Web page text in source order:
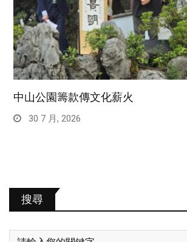
中山公園籌款傳文化薪火
30 7 月, 2026
搜尋